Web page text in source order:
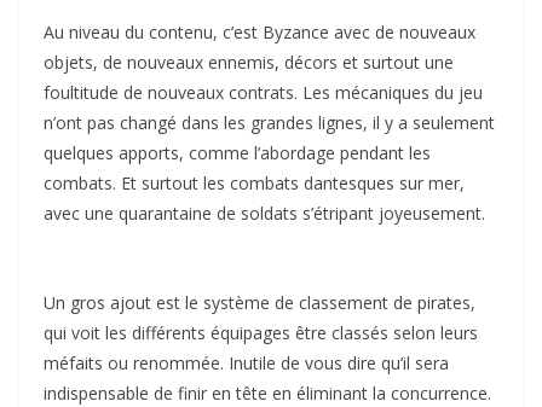
Au niveau du contenu, c’est Byzance avec de nouveaux
objets, de nouveaux ennemis, décors et surtout une
foultitude de nouveaux contrats. Les mécaniques du jeu
n’ont pas changé dans les grandes lignes, il y a seulement
quelques apports, comme l’abordage pendant les
combats. Et surtout les combats dantesques sur mer,
avec une quarantaine de soldats s’étripant joyeusement.
Un gros ajout est le système de classement de pirates,
qui voit les différents équipages être classés selon leurs
méfaits ou renommée. Inutile de vous dire qu’il sera
indispensable de finir en tête en éliminant la concurrence.